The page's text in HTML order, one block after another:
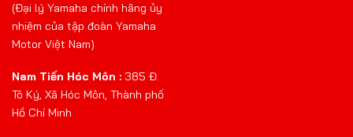
(Đại lý Yamaha chính hãng ủy
nhiệm của tập đoàn Yamaha
Motor Việt Nam)
Nam Tiến Hóc Môn : 385 Đ.
Tô Ký, Xã Hóc Môn, Thành phố
Hồ Chí Minh